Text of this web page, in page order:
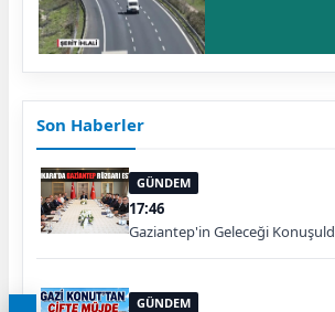
Son Haberler
GÜNDEM
17:46
Gaziantep'in Geleceği
GÜNDEM